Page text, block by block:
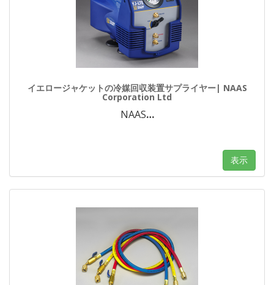
イエロージャケットの冷媒回収装置サプライヤー| NAAS
Corporation Ltd
NAAS…
表示